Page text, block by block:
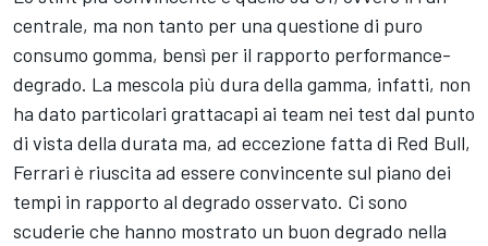
centrale, ma non tanto per una questione di puro
consumo gomma, bensì per il rapporto performance-
degrado. La mescola più dura della gamma, infatti, non
ha dato particolari grattacapi ai team nei test dal punto
di vista della durata ma, ad eccezione fatta di Red Bull,
Ferrari è riuscita ad essere convincente sul piano dei
tempi in rapporto al degrado osservato. Ci sono
scuderie che hanno mostrato un buon degrado nella